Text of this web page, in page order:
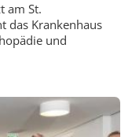
am St.
das Krankenhaus
und